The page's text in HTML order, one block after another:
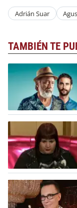
Adrián Suar
TAMBIÉN TE